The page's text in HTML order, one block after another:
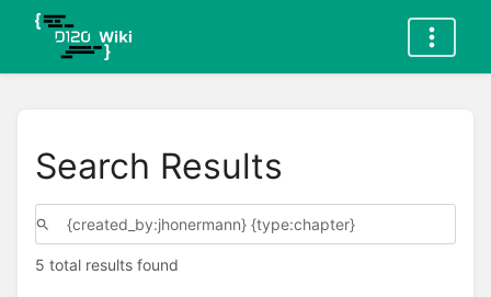
Search Results
5 total results found